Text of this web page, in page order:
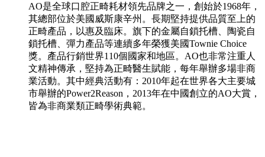
AO是全球口腔正畸耗材領先品牌之一，創始於1968年，
其總部位於美國威斯康辛州。長期堅持提供品質至上的
正畸產品，以惠及臨床。旗下的金屬自鎖托槽、陶瓷自
鎖托槽、彈力產品等連續多年榮獲美國Townie Choice
獎。產品行銷世界110個國家和地區。AO也非常注重人
文精神傳承，堅持為正畸醫生賦能，每年舉辦多場非商
業活動。其中經典活動有：2010年起在世界各大主要城
市舉辦的Power2Reason，2013年在中國創立的AO大賞，
皆為非商業類正畸學術典範。